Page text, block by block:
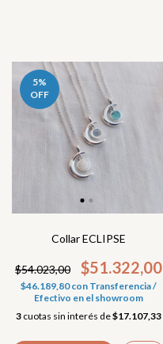
5%
OFF
Collar ECLIPSE
$54.023,00 $51.322,00
$46.189,80con Transferencia /
Efectivo en el showroom
3 cuotas sin interés de$17.107,33